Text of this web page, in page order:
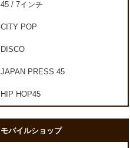
45 / 7インチ
CITY POP
DISCO
JAPAN PRESS 45
HIP HOP45
モバイルショップ